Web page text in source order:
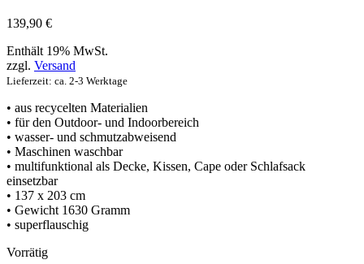
139,90 €
Enthält 19% MwSt.
zzgl. Versand
Lieferzeit: ca. 2-3 Werktage
• aus recycelten Materialien
• für den Outdoor- und Indoorbereich
• wasser- und schmutzabweisend
• Maschinen waschbar
• multifunktional als Decke, Kissen, Cape oder Schlafsack
einsetzbar
• 137 x 203 cm
• Gewicht 1630 Gramm
• superflauschig
Vorrätig